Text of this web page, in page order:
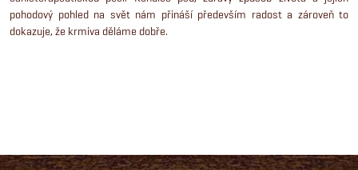
k
pohodový pohled na svět nám přináší především radost a zároveň to
dokazuje, že krmiva děláme dobře.